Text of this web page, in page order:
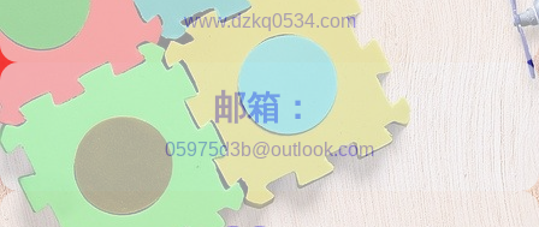
www.dzkq0534.com
邮箱：
05975d3b@outlook.com